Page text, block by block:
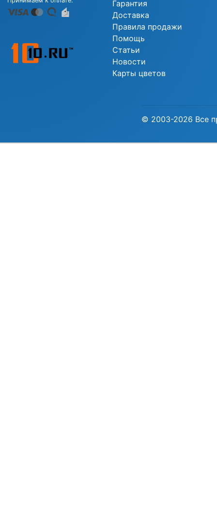
Гарантия
Доставка
Правила продажи
Помощь
Статьи
Новости
Карты цветов
© 2003-2026 Все